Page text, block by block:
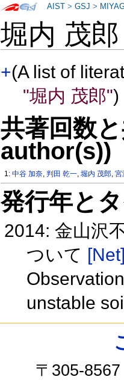
堀内 茂
+(A list of
"堀内 茂郎")
共著回数
author(s))
1:中谷 加奈, 判田 乾一,堀内 茂郎,宮
発行年と
2014: 金山沢
ついて [Net]
unstable
AIST >GSJ >
〒305-